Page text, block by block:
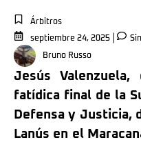
Árbitros
septiembre 24, 2025
Bruno Russo
Jesús
fatídica final de la
Defensa y Justicia,
Lanús en el